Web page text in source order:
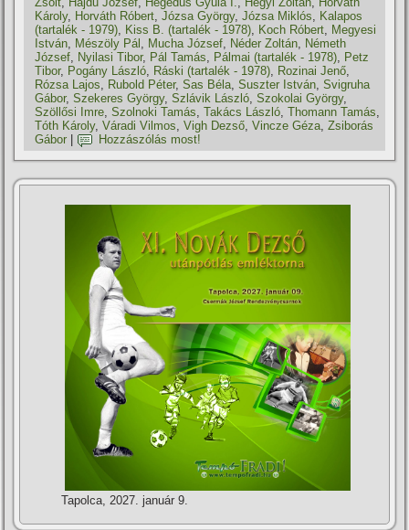
Károly, Horváth Róbert,Józsa György,Józsa Miklós, Kalapos
(tartalék - 1979), Kiss B. (tartalék - 1978), Koch Róbert, Megyesi
István, Mészöly Pál , Mucha József, Néder Zoltán, Németh
József, Nyilasi Tibor, Pál Tamás, Pálmai (tartalék - 1978), Petz
Tibor, Pogány László, Ráski (tartalék - 1978), Rozinai Jenő,
Rózsa Lajos, Rubold Péter,Sas Béla,Suszter István,Svigruha
Gábor,Szekeres György,Szlávik László,Szokolai György,
Szöllősi Imre,Szolnoki Tamás,Takács László,Thomann Tamás,
Tóth Károly,Váradi Vilmos,Vigh Dezső,Vincze Géza,Zsiborás
Gábor
Hozzászólás most!
Tapolca, 2027. január 9.